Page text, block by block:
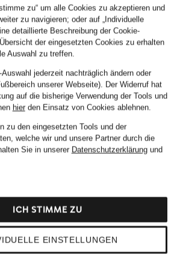
+Aktionsrabatt
CHAS
Chino Slim Fit
79,99 €
BOSS
Anzughose LENON
Regular Fit
179,95 €
zu“ um alle Cookies zu akzeptieren und
zu navigieren; oder auf „Individuelle
detaillierte Beschreibung der Cookie-
der eingesetzten Cookies zu erhalten
Auswahl zu treffen.
jederzeit nachträglich ändern oder
unserer Webseite). Der Widerruf hat
auf die bisherige Verwendung der Tools und
hierden Einsatz von Cookies ablehnen.
zu den eingesetzten Tools und der
welche wir und unsere Partner durch die
Sie in unserer Datenschutzerklärungund
EINSTELLUNGEN
ICH STIMME ZU